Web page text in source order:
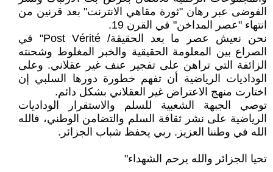
الفوضى عبر رهان "ثورة مقاهي الانترنت" بعد قرنين من
انتهاء "عصر المداخن" في القرن 19.
نحن نعيش عصر ما بعد الحقيقة/ Post Vérité" في
الصراع بين المعلومة الحقيقية والخبر المغلوط وشحنته
الزائفة التي تراهن على تفجير عنف غير عقلاني. وعلى
الوداديات الرياضية أن تفهم خطورة دورها السلبي إن
اختارت منهج الاعتراض غير العقلاني بشكل دائم.
توصي الجبهة الشعبية للسلم والاستقرار الوداديات
الرياضية على نشر ثقافة السلم والتضامن الوطني، فالله
الله في وطننا العزيز. ربي يحفظ شباب الجزائر.
تحيا الجزائر والله يرحم الشهداء"